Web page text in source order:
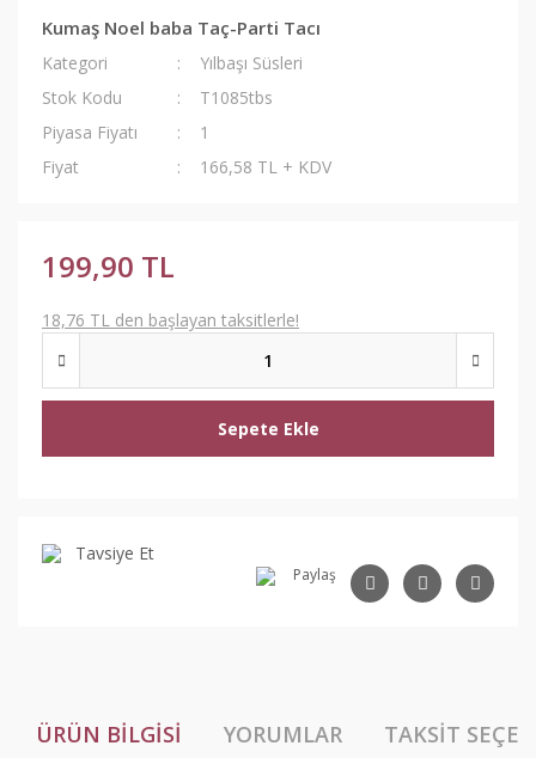
Kumaş Noel baba Taç-Parti Tacı
Kategori
Yılbaşı Süsleri
Stok Kodu
T1085tbs
Piyasa Fiyatı
1
Fiyat
166,58 TL + KDV
199,90 TL
18,76 TL den başlayan taksitlerle!
Sepete Ekle
Tavsiye Et
Paylaş
ÜRÜN BILGISI YORUMLAR TAKSIT